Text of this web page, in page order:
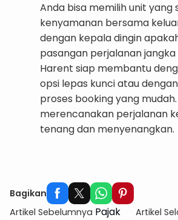
Anda bisa memilih unit yang
kenyamanan bersama
dengan kepala dingin
pasangan perjalanan jangka
Harent siap membantu
opsi lepas kunci atau
proses booking yang
merencanakan perjalanan
tenang dan menyenangkan.
Bagikan
Artikel Sebelumnya Pajak
Artikel